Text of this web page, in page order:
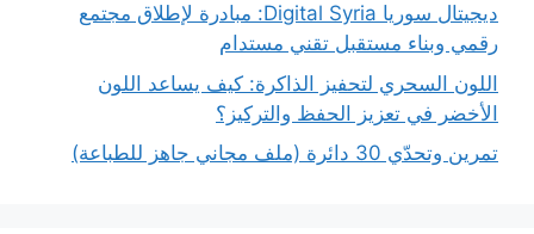
ديجيتال سوريا Digital Syria: مبادرة لإطلاق مجتمع
رقمي وبناء مستقبل تقني مستدام
اللون السحري لتحفيز الذاكرة: كيف يساعد اللون
الأخضر في تعزيز الحفظ والتركيز؟
تمرين وتحدّي 30 دائرة (ملف مجاني جاهز للطباعة)